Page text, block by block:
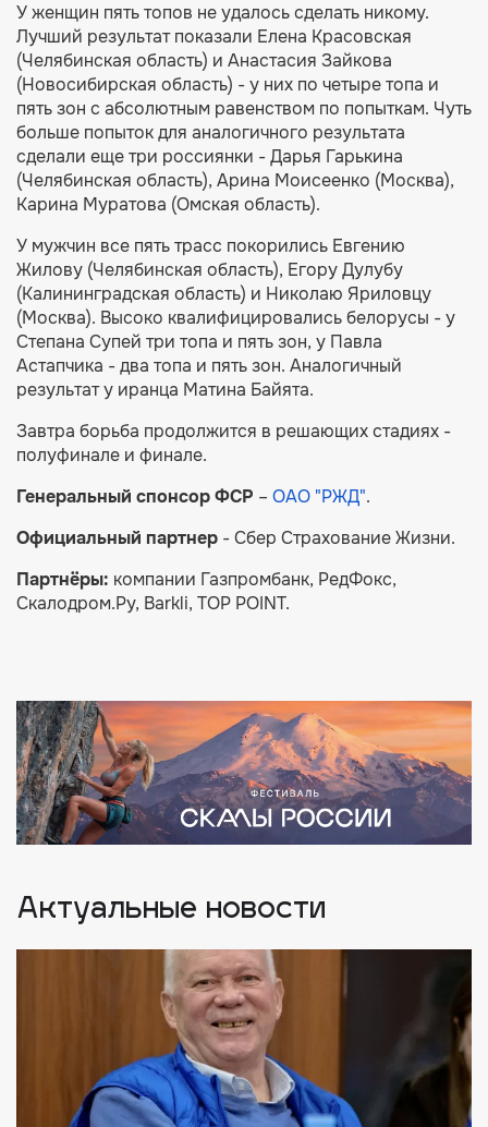
У женщин пять топов не удалось сделать никому.
Лучший результат показали Елена Красовская
(Челябинская область) и Анастасия Зайкова
(Новосибирская область) - у них по четыре топа и
пять зон с абсолютным равенством по попыткам. Чуть
больше попыток для аналогичного результата
сделали еще три россиянки - Дарья Гарькина
(Челябинская область), Арина Моисеенко (Москва),
Карина Муратова (Омская область).
У мужчин все пять трасс покорились Евгению
Жилову (Челябинская область), Егору Дулубу
(Калининградская область) и Николаю Яриловцу
(Москва). Высоко квалифицировались белорусы - у
Степана Супей три топа и пять зон, у Павла
Астапчика - два топа и пять зон. Аналогичный
результат у иранца Матина Байята.
Завтра борьба продолжится в решающих стадиях -
полуфинале и финале.
Генеральный спонсор ФСР – ОАО "РЖД".
Официальный партнер - Сбер Cтрахование Жизни.
Партнёры: компании Газпромбанк, РедФокс,
Скалодром.Ру, Barkli, TOP POINT.
Актуальные новости